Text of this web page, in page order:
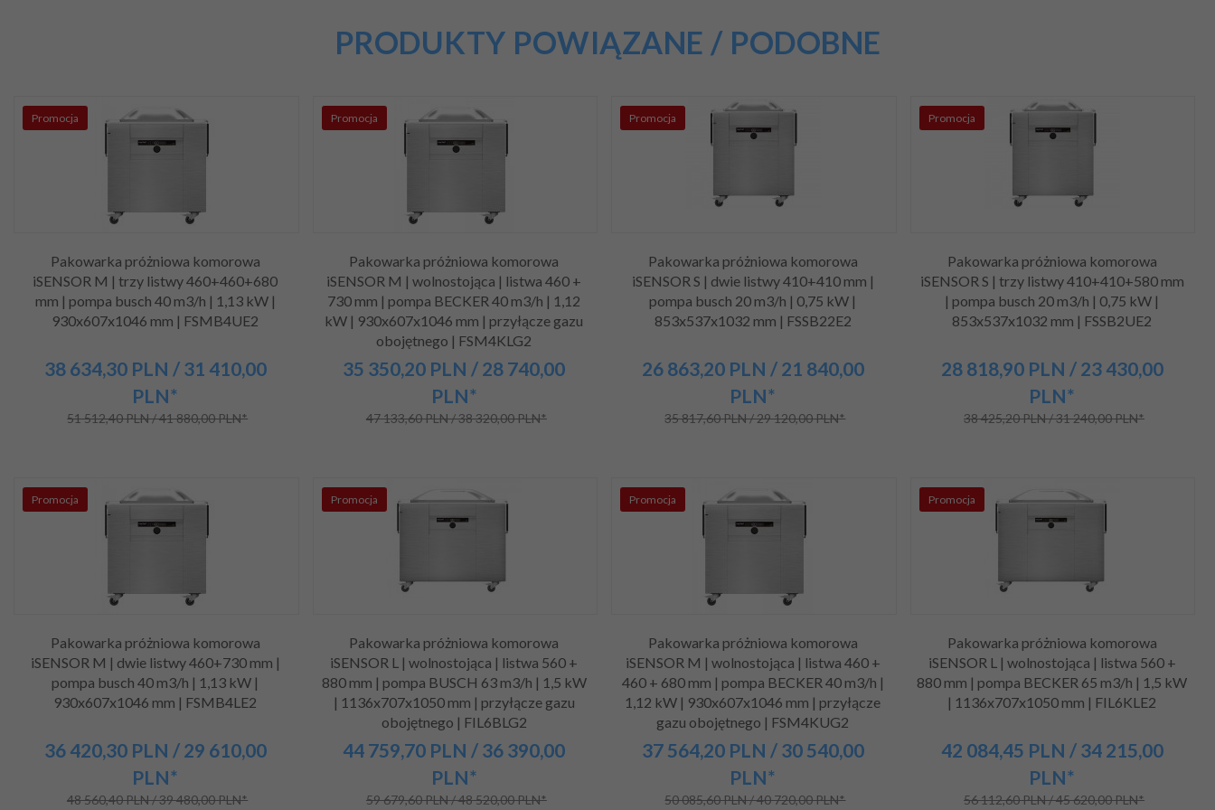
PRODUKTY POWIĄZANE / PODOBNE
Promocja
Pakowarka próżniowa komorowa
iSENSOR M | trzy listwy 460+460+680
mm | pompa busch 40 m3/h | 1,13 kW |
930x607x1046 mm | FSMB4UE2
38 634,30PLN / 31 410,00
PLN*
51 512,40 PLN / 41 880,00 PLN*
Promocja
Pakowarka próżniowa komorowa
iSENSOR M | wolnostojąca | listwa 460 +
730 mm | pompa BECKER 40 m3/h | 1,12
kW | 930x607x1046 mm | przyłącze gazu
obojętnego | FSM4KLG2
35 350,20 PLN/ 28 740,00
PLN*
47 133,60 PLN / 38 320,00 PLN*
Promocja
Pakowarka próżniowa komorowa
iSENSOR S | dwie listwy 410+410 mm |
pompa busch 20 m3/h | 0,75 kW |
853x537x1032 mm | FSSB22E2
26 863,20PLN / 21 840,00
PLN*
35 817,60 PLN / 29 120,00 PLN*
Promocja
Pakowarka próżniowa komorowa
iSENSOR S | trzy listwy 410+410+580 mm
| pompa busch 20 m3/h | 0,75 kW |
853x537x1032 mm | FSSB2UE2
28 818,90PLN / 23 430,00
PLN*
38 425,20 PLN / 31 240,00 PLN*
Promocja
Pakowarka próżniowa komorowa
iSENSOR M | dwie listwy 460+730 mm |
pompa busch 40 m3/h | 1,13 kW |
930x607x1046 mm | FSMB4LE2
36 420,30PLN / 29 610,00
PLN*
48 560,40 PLN / 39 480,00 PLN*
Promocja
Pakowarka próżniowa komorowa
iSENSOR L | wolnostojąca | listwa 560 +
880 mm | pompa BUSCH 63 m3/h | 1,5 kW
| 1136x707x1050 mm | przyłącze gazu
obojętnego | FIL6BLG2
44 759,70 PLN/ 36 390,00
PLN*
59 679,60 PLN / 48 520,00 PLN*
Promocja
Pakowarka próżniowa komorowa
iSENSOR M | wolnostojąca | listwa 460 +
460 + 680 mm | pompa BECKER 40 m3/h |
1,12 kW | 930x607x1046 mm | przyłącze
gazu obojętnego | FSM4KUG2
37 564,20PLN / 30 540,00
PLN*
50 085,60 PLN / 40 720,00 PLN*
Promocja
Pakowarka próżniowa komorowa
iSENSOR L | wolnostojąca | listwa 560 +
880 mm | pompa BECKER 65 m3/h | 1,5 kW
| 1136x707x1050 mm | FIL6KLE2
42 084,45 PLN / 34 215,00
PLN*
56 112,60 PLN / 45 620,00 PLN*